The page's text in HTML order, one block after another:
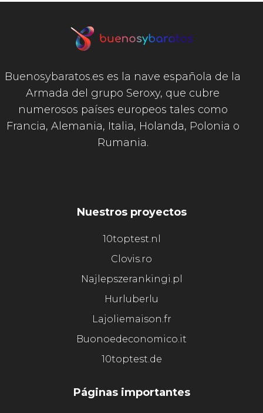
Buenosybaratos.es es la nave española de la
Armada del grupo Seroxy, que cubre
numerosos países europeos tales como
Francia, Alemania, Italia, Holanda, Polonia o
Rumania.
Nuestros proyectos
10toptest.nl
Clovis.ro
Najlepszerankingi.pl
Hurluberlu
Lajoliemaison.fr
Buonoedeconomico.it
10toptest.de
Páginas importantes